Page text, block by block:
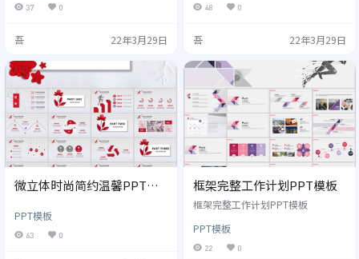
37 0
吾 22年3月29日
48 0
吾 22年3月29日
微立体时尚简约温馨PPT模
PPT模板
63 0
框架完整工作计划PPT模板
框架完整工作计划PPT模板
PPT模板
22 0